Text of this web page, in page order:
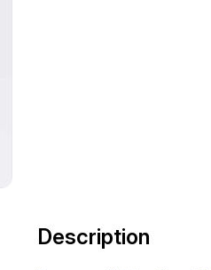
Description